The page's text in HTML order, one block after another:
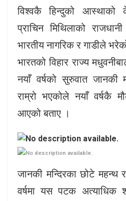
विश्वकै हिन्दुको आस्थाको
प्राचिन मिथिलाको
भारतीय नागरिक र गाडीले
भारतको विहार राज्य
नयाँ वर्षको सुरुवात जानकी
राम्रो भएकोले नयाँ वर्षकै
आएको बताए ।
जानकी मन्दिरका छोटे महन्थ
वर्षमा यस पटक अत्याधिक